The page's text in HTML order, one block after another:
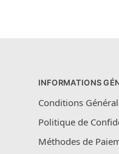
INFORMATIONS
Conditions
Politique de
Méthodes de